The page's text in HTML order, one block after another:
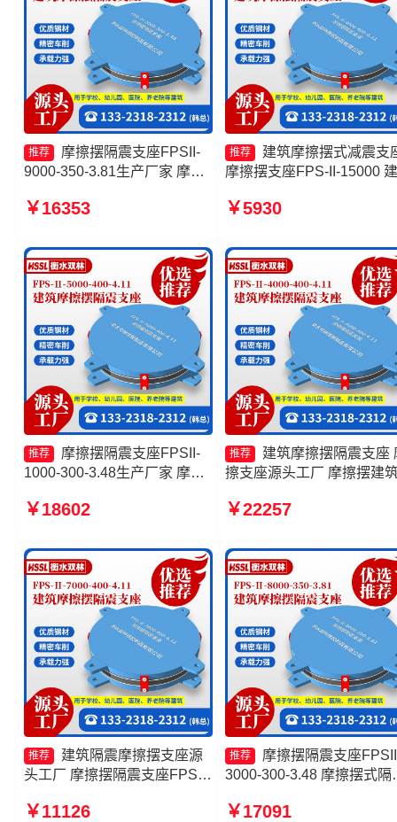
推荐
摩擦摆隔震支座FPSII-
9000-350-3.81生产厂家 摩擦
FPS摩擦摆支座源头工厂 摩擦
￥16353
推荐
建筑摩擦摆式减震支
摩擦摆支座FPS-II-15000
擦摆隔震支座FPSII-5000-
￥5930
推荐
摩擦摆隔震支座FPSII-
1000-300-3.48生产厂家 摩擦
3.81 摩擦摆隔震支座FPSII-
摩擦摆隔震支座厂家
￥18602
推荐
建筑摩擦摆隔震支座
擦支座源头工厂 摩擦摆建
座FPSII-10000-300-3.48厂
￥22257
推荐
建筑隔震摩擦摆支座源
头工厂 摩擦摆隔震支座FPS-
支座厂家 建筑隔震摩擦摆支座
￥11126
推荐
摩擦摆隔震支座
3000-300-3.48 摩擦摆式隔
FPSII-7000-300-3.48生产
￥17091